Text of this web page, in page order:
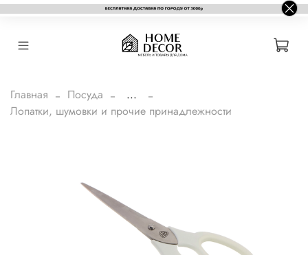
Главная Посуда
...
Лопатки, шумовки и прочие принадлежности